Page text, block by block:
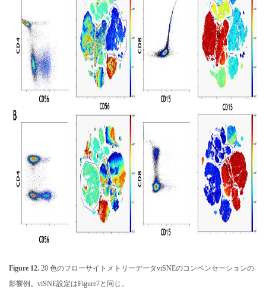
Figure 12. 20 色のフローサイトメトリーデータviSNEのコンペンセーションの
影響例。viSNE設定はFigure7と同じ。